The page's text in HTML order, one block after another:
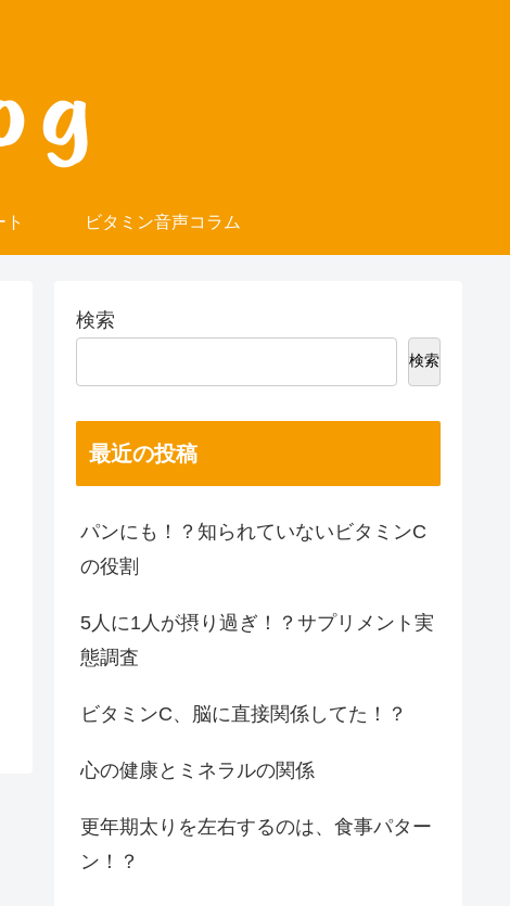
ビタミン音声コラム
検索
検索
最近の投稿
パンにも！？知られていないビタミンC
の役割
5人に1人が摂り過ぎ！？サプリメント実
態調査
ビタミンC、脳に直接関係してた！？
心の健康とミネラルの関係
更年期太りを左右するのは、食事パター
ン！？